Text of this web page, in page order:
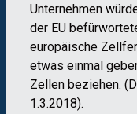
Unternehmen
der EU
europäische
etwas einmal
Zellen beziehen.
1.3.2018).